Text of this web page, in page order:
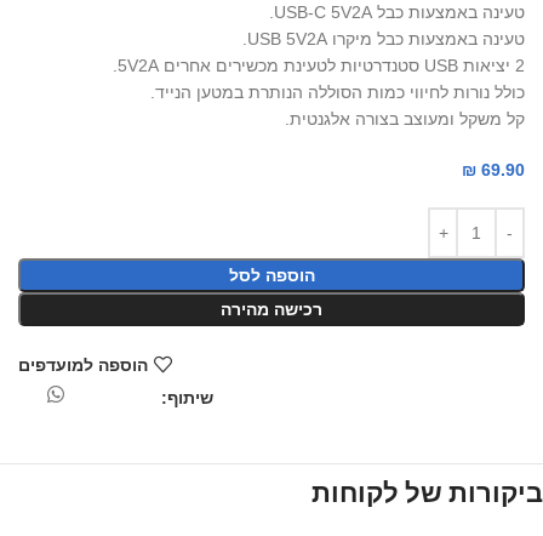
טעינה באמצעות כבל USB-C 5V2A.
טעינה באמצעות כבל מיקרו USB 5V2A.
2 יציאות USB סטנדרטיות לטעינת מכשירים אחרים 5V2A.
כולל נורות לחיווי כמות הסוללה הנותרת במטען הנייד.
קל משקל ומעוצב בצורה אלגנטית.
₪ 69.90
הוספה לסל
רכישה מהירה
הוספה למועדפים
שיתוף:
ביקורות של לקוחות